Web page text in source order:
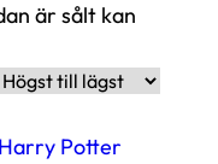
är sålt kan